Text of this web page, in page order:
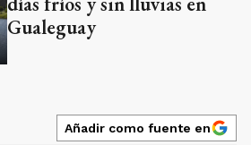
Gualeguay
Añadir como fuente en